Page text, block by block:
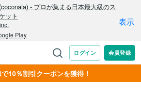
10％割引クーポンを獲得！